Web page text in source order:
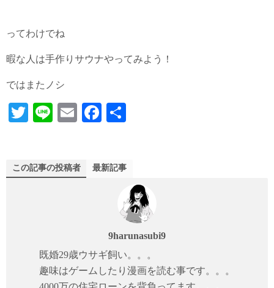
ってわけでね
暇な人は手作りサウナやってみよう！
ではまたノシ
T
r
Li
E
Fa
ok
この記事の投稿者 最新記事
9harunasubi9
既婚29歳ウサギ飼い。。。
趣味はゲームしたり漫画を読む事です。。。